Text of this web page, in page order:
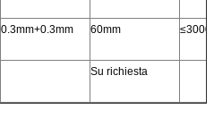
0.3mm+0.3mm 60mm
Su richiesta